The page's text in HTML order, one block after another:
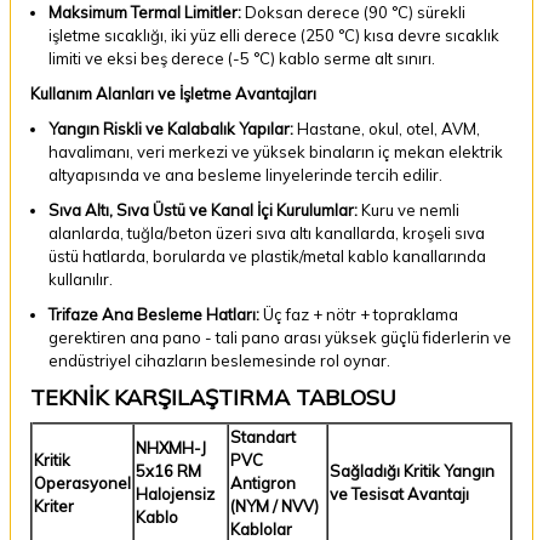
Maksimum Termal Limitler:Doksan derece (90 °C) sürekli
işletme sıcaklığı, iki yüz elli derece (250 °C) kısa devre sıcaklık
limiti ve eksi beş derece (-5 °C) kablo serme alt sınırı.
Kullanım Alanları ve İşletme Avantajları
Yangın Riskli ve Kalabalık Yapılar:Hastane, okul, otel, AVM,
havalimanı, veri merkezi ve yüksek binaların iç mekan elektrik
altyapısında ve ana besleme linyelerinde tercih edilir.
Sıva Altı, Sıva Üstü ve Kanal İçi Kurulumlar:Kuru ve nemli
alanlarda, tuğla/beton üzeri sıva altı kanallarda, kroşeli sıva
üstü hatlarda, borularda ve plastik/metal kablo kanallarında
kullanılır.
Trifaze Ana Besleme Hatları:Üç faz + nötr + topraklama
gerektiren ana pano - tali pano arası yüksek güçlü fiderlerin ve
endüstriyel cihazların beslemesinde rol oynar.
TEKNİK KARŞILAŞTIRMA TABLOSU
Kritik
Operasyonel
Kriter
NHXMH-J
5x16 RM
Halojensiz
Kablo
Standart
PVC
Antigron
(NYM / NVV)
Kablolar
Sağladığı Kritik Yangın
ve Tesisat Avantajı